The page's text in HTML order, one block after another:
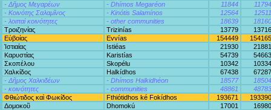
- Δῆμος Μεγαρέων
- Dhímos Megaréon 11844
11794
- Κοινότης Σαλαμῖνος
- Kinótis Salamínos 12564
12511
- λοιπαὶ κοινότητες
- other communities 18639
18160
Τροιζηνίας
Trizinías 13779
13716
Εὐβοίας
Evvías 154449
154165
Ἱστιαίας
Istiéas 21930
21881
Καρυστίας
Karistías 54739
54663
Σκοπέλου
Skopélu 10342
10334
Χαλκίδος
Halkídhos 67438
67287
- Δῆμος Χαλκιδέων
- Dhímos Halkidhéon 18577
18504
- κοινότητες
- communities 48861
48783
Φθιώτιδος καὶ Φωκίδος
Fthiótidhos ké Fokídhos 193671
193390
Δομοκοῦ
Dhomokú 17001
16980